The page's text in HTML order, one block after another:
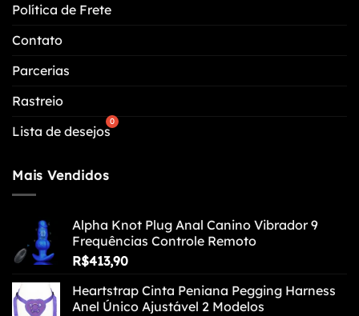
Política de Frete
Contato
Parcerias
Rastreio
Lista de desejos
Mais Vendidos
Alpha Knot Plug Anal Canino Vibrador 9
Frequências Controle Remoto
R$413,90
Heartstrap Cinta Peniana Pegging Harness
Anel Único Ajustável 2 Modelos